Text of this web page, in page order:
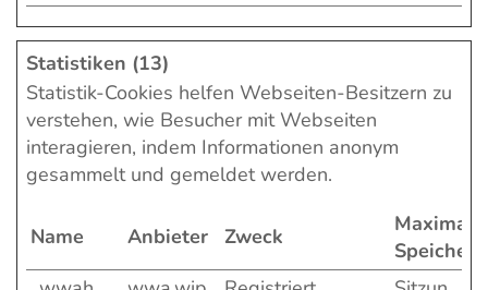
Statistiken (13)
Statistik-Cookies helfen Webseiten-Besitzern zu
verstehen, wie Besucher mit Webseiten
interagieren, indem Informationen anonym
gesammelt und gemeldet werden.
Name Anbieter Zweck
Maximale